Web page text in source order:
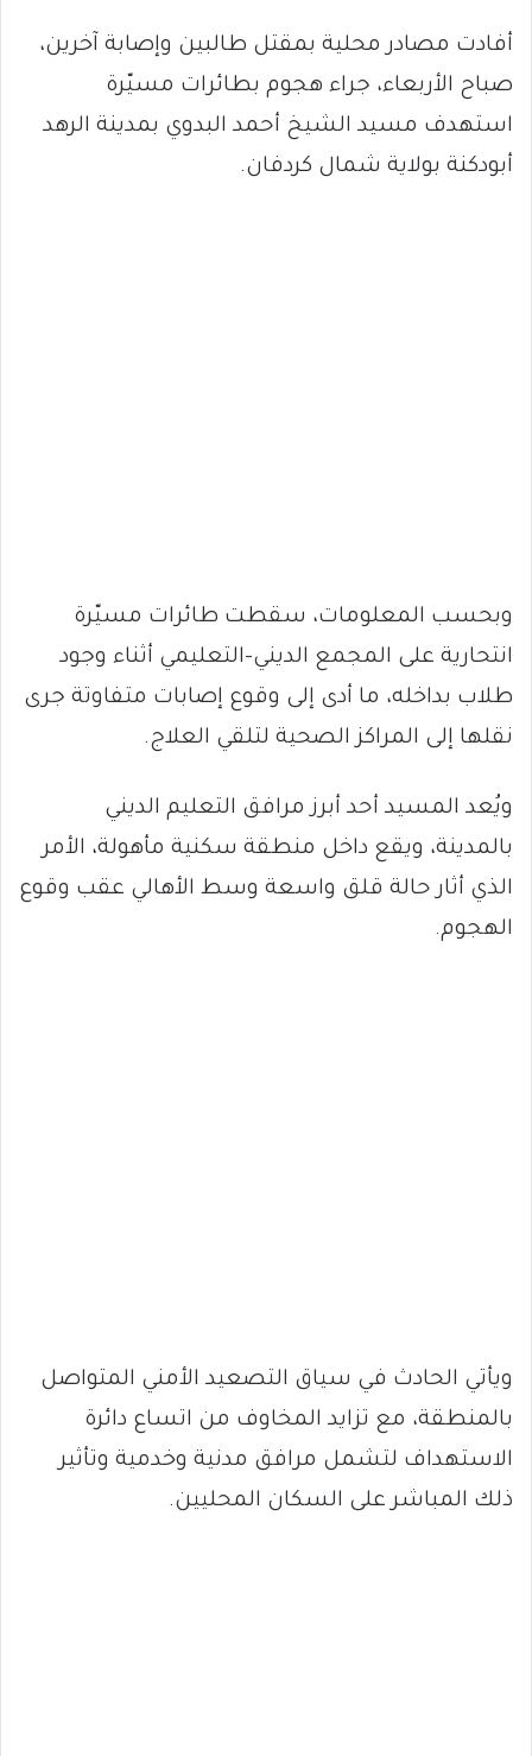
أفادت مصادر محلية بمقتل طالبين وإصابة آخرين،
صباح الأربعاء، جراء هجوم بطائرات مسيّرة
استهدف مسيد الشيخ أحمد البدوي بمدينة الرهد
أبودكنة بولاية شمال كردفان.
وبحسب المعلومات، سقطت طائرات مسيّرة
انتحارية على المجمع الديني-التعليمي أثناء وجود
طلاب بداخله، ما أدى إلى وقوع إصابات متفاوتة جرى
نقلها إلى المراكز الصحية لتلقي العلاج.
ويُعد المسيد أحد أبرز مرافق التعليم الديني
بالمدينة، ويقع داخل منطقة سكنية مأهولة، الأمر
الذي أثار حالة قلق واسعة وسط الأهالي عقب وقوع
الهجوم.
ويأتي الحادث في سياق التصعيد الأمني المتواصل
بالمنطقة، مع تزايد المخاوف من اتساع دائرة
الاستهداف لتشمل مرافق مدنية وخدمية وتأثير
ذلك المباشر على السكان المحليين.